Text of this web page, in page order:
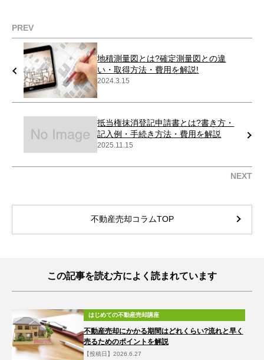
PREV
地積測量図とは?確定測量図との違
い・取得方法・費用を解説!
2024.3.15
NEXT
抵当権抹消登記申請書とは?書き方・
記入例・手続き方法・費用を解説
2025.11.15
不動産売却コラムTOP
この記事を読む方によく読まれています
はじめての不動産売却講座
不動産売却にかかる期間はどれくらい?流れと早く
売るためのポイントを解説
【投稿日】2026.6.27